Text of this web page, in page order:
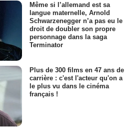
Même si l’allemand est sa
langue maternelle, Arnold
Schwarzenegger n’a pas eu le
droit de doubler son propre
personnage dans la saga
Terminator
Plus de 300 films en 47 ans de
carrière : c'est l'acteur qu'on a
le plus vu dans le cinéma
français !